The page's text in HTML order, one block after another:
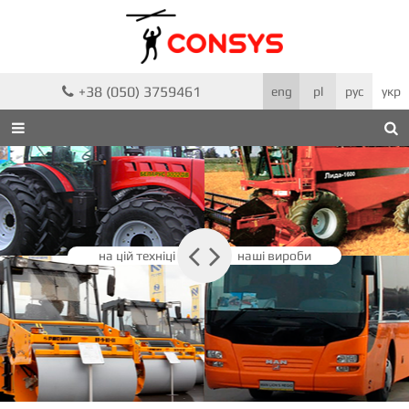
eng pl рус укр
 +38 (050) 3759461

на цій техніці наші вироби
 